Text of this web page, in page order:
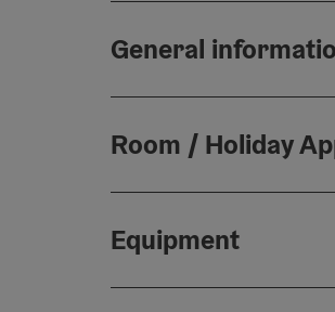
General
Room / Holiday
Equipment